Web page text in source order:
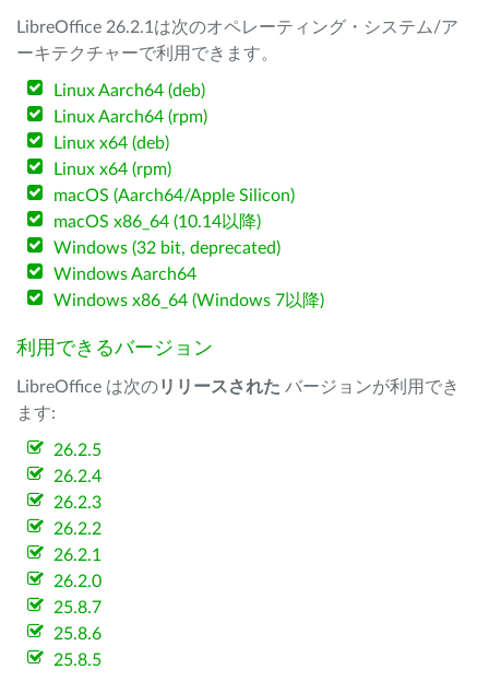
LibreOffice 26.2.1は次のオペレーティング・システム/ア
ーキテクチャーで利用できます。
Linux Aarch64 (deb)
Linux Aarch64 (rpm)
Linux x64 (deb)
Linux x64 (rpm)
macOS (Aarch64/Apple Silicon)
macOS x86_64 (10.14以降)
Windows (32 bit, deprecated)
Windows Aarch64
Windows x86_64 (Windows 7以降)
利用できるバージョン
LibreOffice は次のリリースされた バージョンが利用でき
ます:
26.2.5
26.2.4
26.2.3
26.2.2
26.2.1
26.2.0
25.8.7
25.8.6
25.8.5